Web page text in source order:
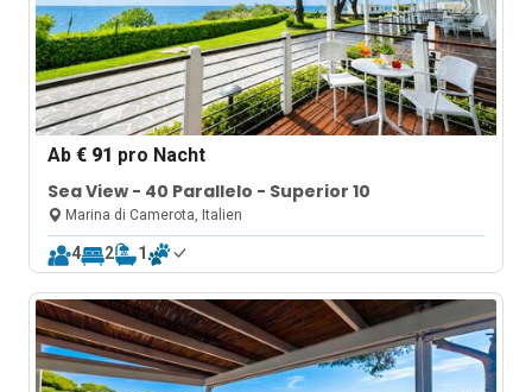
Ab€ 91 pro Nacht
Sea View - 40 Parallelo - Superior 10
Marina di Camerota, Italien
4 2 1